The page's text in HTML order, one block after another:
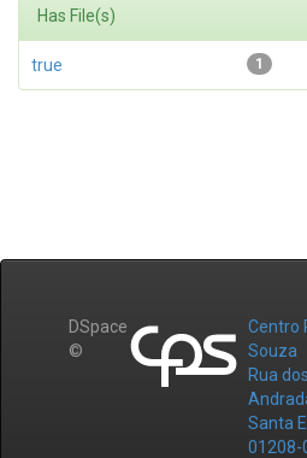
Has File(s)
1
true
DSpace
©
Centro
Souza
Rua dos
Santa
01208-